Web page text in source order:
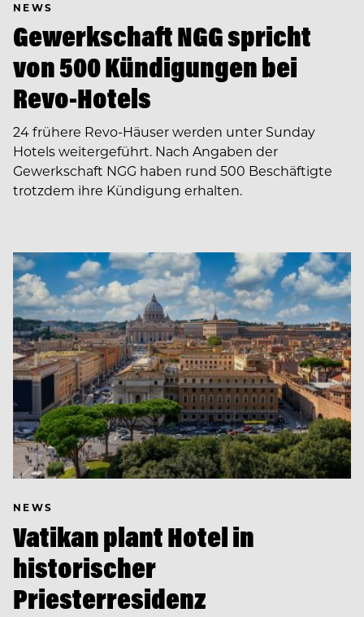
NEWS
Gewerkschaft NGG spricht
von 500 Kündigungen bei
Revo-Hotels
24 frühere Revo-Häuser werden unter Sunday
Hotels weitergeführt. Nach Angaben der
Gewerkschaft NGG haben rund 500 Beschäftigte
trotzdem ihre Kündigung erhalten.
NEWS
Vatikan plant Hotel in
historischer
Priesterresidenz